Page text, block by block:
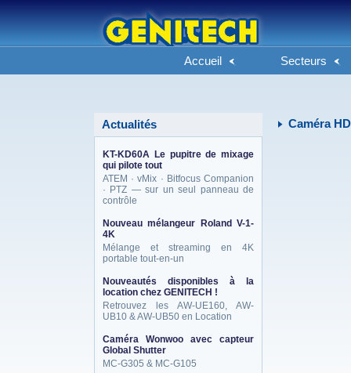
Accueil Secteurs
Actualités
KT-KD60A Le pupitre de mixage
qui pilote tout
ATEM · vMix · Bitfocus Companion
· PTZ — sur un seul panneau de
contrôle
Nouveau mélangeur Roland V-1-
4K
Mélange et streaming en 4K
portable tout-en-un
Nouveautés disponibles à la
location chez GENITECH !
Retrouvez les AW-UE160, AW-
UB10 & AW-UB50 en Location
Caméra Wonwoo avec capteur
Global Shutter
MC-G305 & MC-G105
Caméra